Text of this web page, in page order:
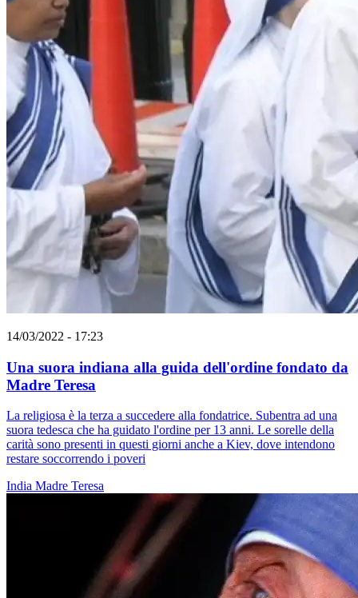
14/03/2022 - 17:23
Una suora indiana alla guida dell'ordine fondato da
Madre Teresa
La religiosa è la terza a succedere alla fondatrice. Subentra ad una
suora tedesca che ha guidato l'ordine per 13 anni. Le sorelle della
carità sono presenti in questi giorni anche a Kiev, dove intendono
restare soccorrendo i poveri
India Madre Teresa